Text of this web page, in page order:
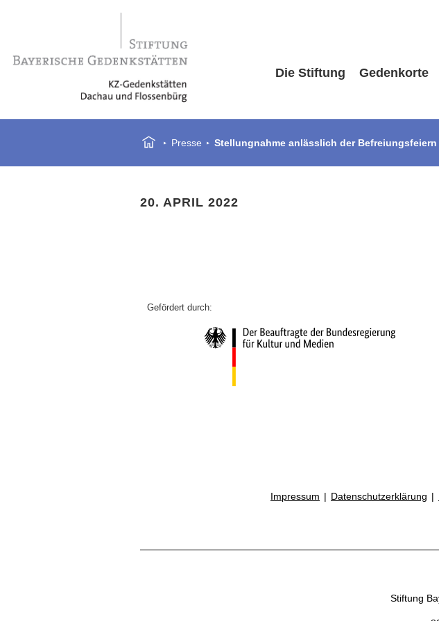
Die Stiftung Gedenkorte
Presse Stellungnahme anlässlich der
20. APRIL 2022
Impressum Datenschutzerklärung
Stiftung